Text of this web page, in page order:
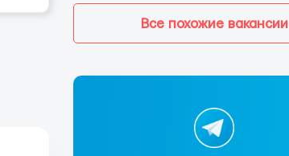
Все похожие вакансии